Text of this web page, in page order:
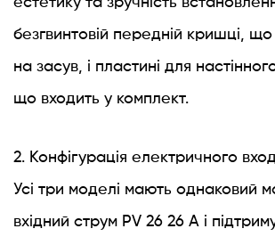
безгвинтовій передній кришці, що
на засув, і пластині для
що входить у комплект.
2. Конфігурація електричного
Усі три моделі мають однаковий
вхідний струм PV 26 26 A і